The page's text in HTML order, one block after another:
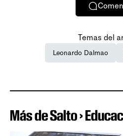
Temas del
Leonardo Dalmao
Más de Salto ›